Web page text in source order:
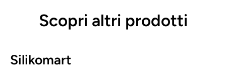
Scopri altri prodotti
Silikomart